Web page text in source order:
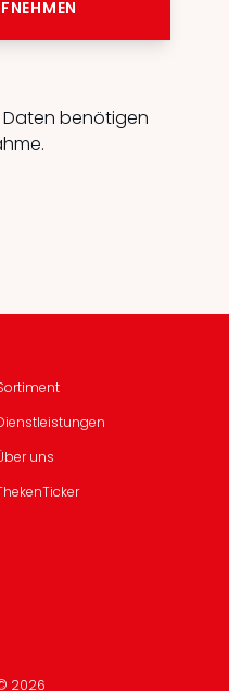
Daten benötigen
2026
uns